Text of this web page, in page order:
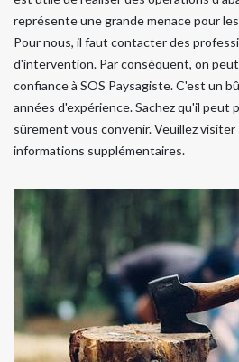
représente une grande menace pour
Pour nous, il faut contacter des
d'intervention. Par conséquent, on
confiance à SOS Paysagiste. C'est un
années d'expérience. Sachez qu'il peut
sûrement vous convenir. Veuillez
informations supplémentaires.